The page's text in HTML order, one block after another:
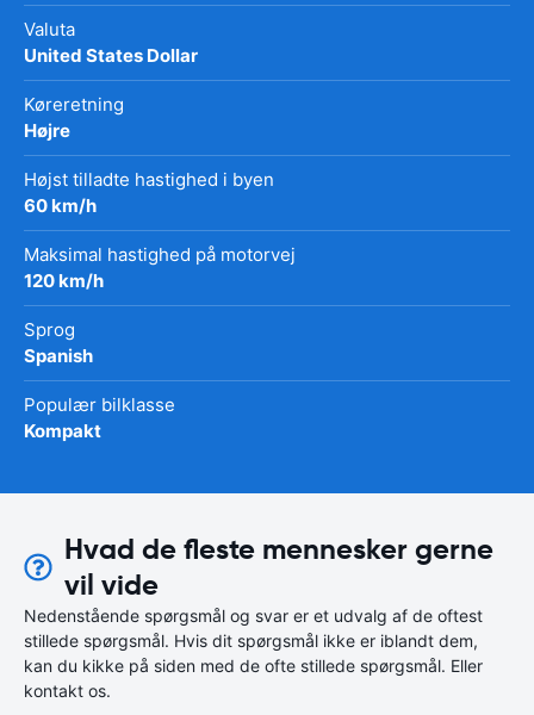
Valuta
United States Dollar
Køreretning
Højre
Højst tilladte hastighed i byen
60 km/h
Maksimal hastighed på motorvej
120 km/h
Sprog
Spanish
Populær bilklasse
Kompakt
Hvad de fleste mennesker gerne
vil vide
Nedenstående spørgsmål og svar er et udvalg af de oftest
stillede spørgsmål. Hvis dit spørgsmål ikke er iblandt dem,
kan du kikke på siden med de ofte stillede spørgsmål. Eller
kontakt os.